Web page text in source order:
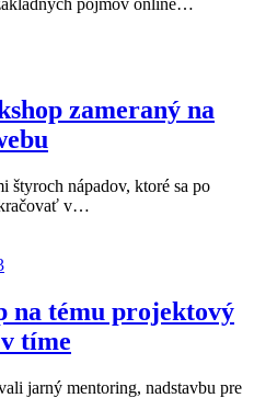
pojmov online…
zameraný na
štyroch nápadov, ktoré sa po
v…
na tému projektový
tíme
jarný mentoring, nadstavbu pre